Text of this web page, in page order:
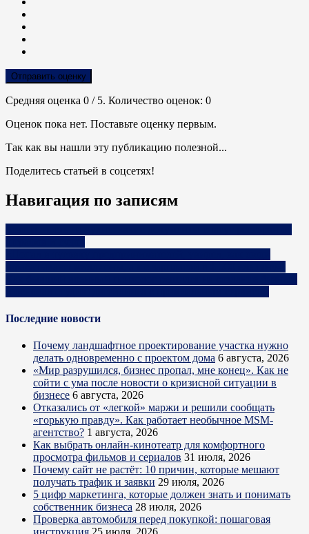
Отправить оценку
Средняя оценка 0 / 5. Количество оценок: 0
Оценок пока нет. Поставьте оценку первым.
Так как вы нашли эту публикацию полезной...
Поделитесь статьей в соцсетях!
Навигация по записям
Последние новости
Почему ландшафтное проектирование участка нужно
делать одновременно с проектом дома 6 августа, 2026
«Мир разрушился, бизнес пропал, мне конец». Как не
сойти с ума после новости о кризисной ситуации в
бизнесе 6 августа, 2026
Отказались от «легкой» маржи и решили сообщать
«горькую правду». Как работает необычное MSM-
агентство? 1 августа, 2026
Как выбрать онлайн-кинотеатр для комфортного
просмотра фильмов и сериалов 31 июля, 2026
Почему сайт не растёт: 10 причин, которые мешают
получать трафик и заявки 29 июля, 2026
5 цифр маркетинга, которые должен знать и понимать
собственник бизнеса 28 июля, 2026
Проверка автомобиля перед покупкой: пошаговая